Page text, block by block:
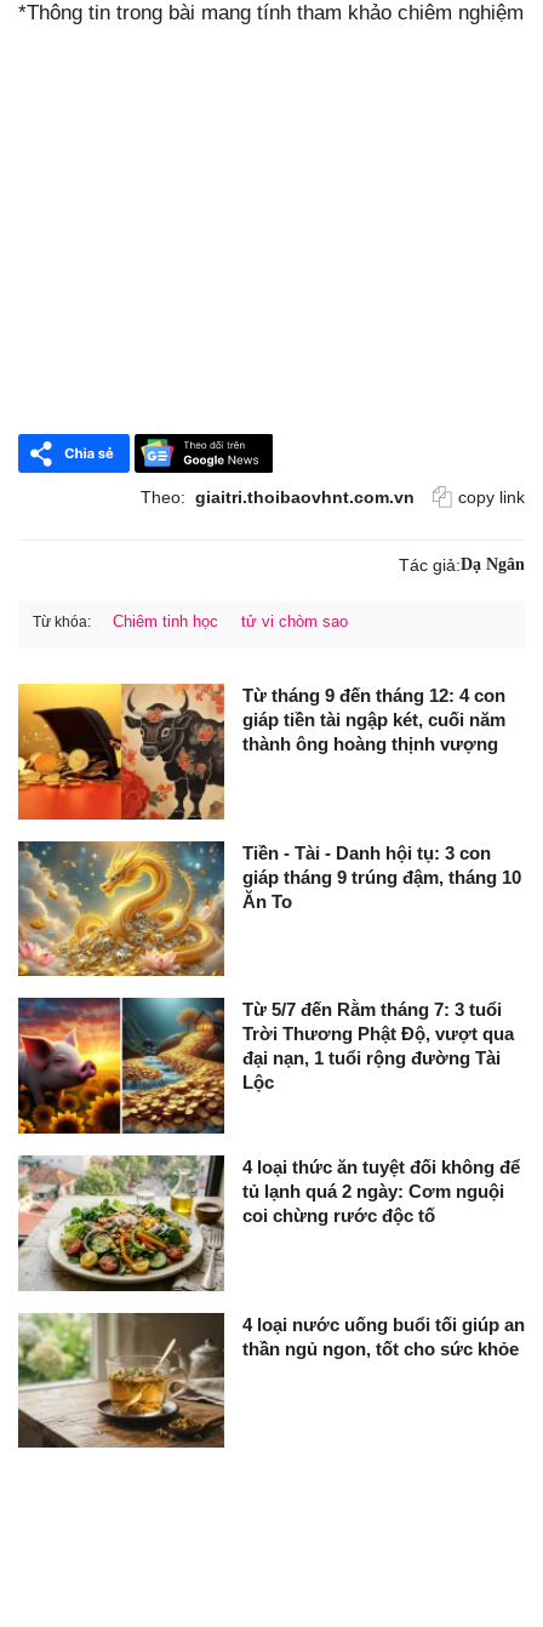
*Thông tin trong bài mang tính tham khảo chiêm nghiệm
Theo: giaitri.thoibaovhnt.com.vn copy link
Tác giả:Dạ Ngân
Từ khóa: Chiêm tinh học tử vi chòm sao
Từ tháng 9 đến tháng 12: 4 con
giáp tiền tài ngập két, cuối năm
thành ông hoàng thịnh vượng
Tiền - Tài - Danh hội tụ: 3 con
giáp tháng 9 trúng đậm, tháng 10
Ăn To
Từ 5/7 đến Rằm tháng 7: 3 tuổi
Trời Thương Phật Độ, vượt qua
đại nạn, 1 tuổi rộng đường Tài
Lộc
4 loại thức ăn tuyệt đối không để
tủ lạnh quá 2 ngày: Cơm nguội
coi chừng rước độc tố
4 loại nước uống buổi tối giúp an
thần ngủ ngon, tốt cho sức khỏe